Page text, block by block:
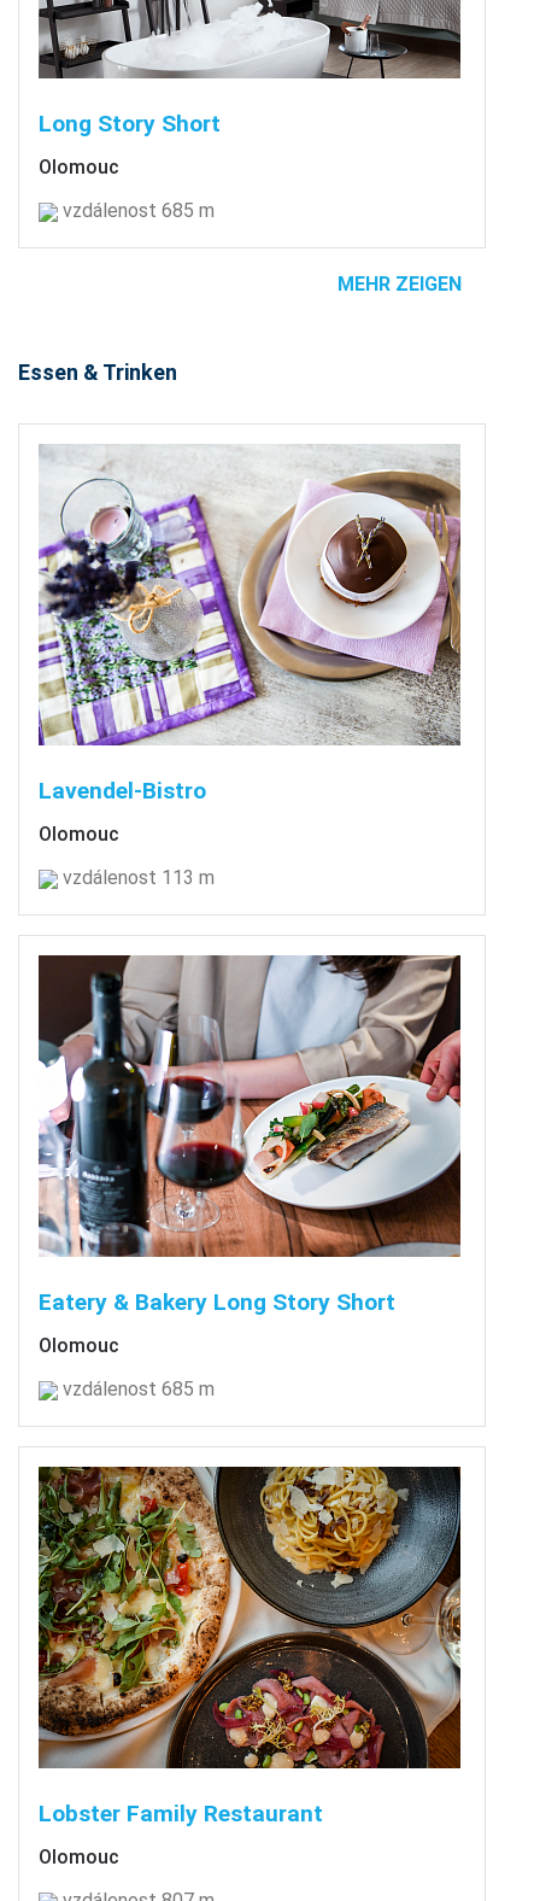
Long Story Short
Olomouc
vzdálenost 685 m
MEHR ZEIGEN
Essen & Trinken
Lavendel-Bistro
Olomouc
vzdálenost 113 m
Eatery & Bakery Long Story Short
Olomouc
vzdálenost 685 m
Lobster Family Restaurant
Olomouc